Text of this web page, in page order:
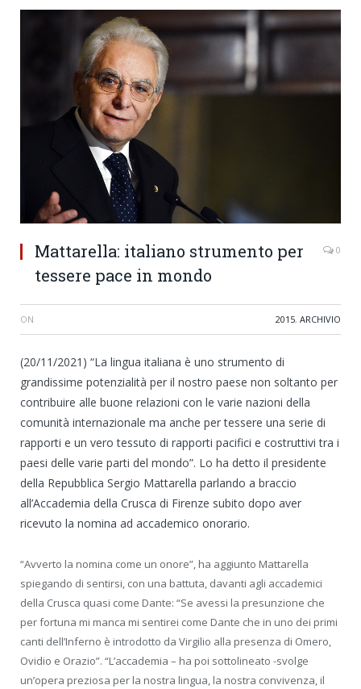
Mattarella: italiano strumento per
tessere pace in mondo
0
ON 2015, ARCHIVIO
(20/11/2021) “La lingua italiana è uno strumento di
grandissime potenzialità per il nostro paese non soltanto per
contribuire alle buone relazioni con le varie nazioni della
comunità internazionale ma anche per tessere una serie di
rapporti e un vero tessuto di rapporti pacifici e costruttivi tra i
paesi delle varie parti del mondo”. Lo ha detto il presidente
della Repubblica Sergio Mattarella parlando a braccio
all’Accademia della Crusca di Firenze subito dopo aver
ricevuto la nomina ad accademico onorario.
“Avverto la nomina come un onore”, ha aggiunto Mattarella
spiegando di sentirsi, con una battuta, davanti agli accademici
della Crusca quasi come Dante: “Se avessi la presunzione che
per fortuna mi manca mi sentirei come Dante che in uno dei primi
canti dell’Inferno è introdotto da Virgilio alla presenza di Omero,
Ovidio e Orazio”. “L’accademia – ha poi sottolineato -svolge
un’opera preziosa per la nostra lingua, la nostra convivenza, il